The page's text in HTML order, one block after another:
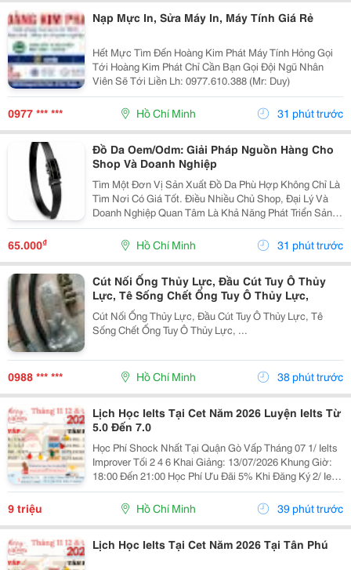
Nạp Mực In, Sửa Máy In, Máy Tính Giá Rẻ
Hết Mực Tìm Đến Hoàng Kim Phát Máy Tính Hỏng Gọi
Tới Hoàng Kim Phát Chỉ Cần Bạn Gọi Đội Ngũ Nhân
Viên Sẽ Tới Liền Lh: 0977.610.388 (Mr: Duy)
0977 *** *** Hồ Chí Minh 31 phút trước
Đồ Da Oem/Odm: Giải Pháp Nguồn Hàng Cho
Shop Và Doanh Nghiệp
Tìm Một Đơn Vị Sản Xuất Đồ Da Phù Hợp Không Chỉ Là
Tìm Nơi Có Giá Tốt. Điều Nhiều Chủ Shop, Đại Lý Và
Doanh Nghiệp Quan Tâm Là Khả Năng Phát Triển Sản
Phẩm, Duy Trì Nguồn Hàng Ổn Định Và Hỗ Trợ Lâu Dài.
Khi Làm Việc Trực Tiếp Với Đơn Vị Sản Xuất,...
65.000₫ Hồ Chí Minh 31 phút trước
Cút Nối Ống Thủy Lực, Đầu Cút Tuy Ô Thủy
Lực, Tê Sống Chết Ống Tuy Ô Thủy Lực,
Cút Nối Ống Thủy Lực, Đầu Cút Tuy Ô Thủy Lực, Tê
Sống Chết Ống Tuy Ô Thủy Lực, ...
0988 *** *** Hồ Chí Minh 38 phút trước
Lịch Học Ielts Tại Cet Năm 2026 Luyện Ielts Từ
5.0 Đến 7.0
Học Phí Shock Nhất Tại Quận Gò Vấp Tháng 07 1/ Ielts
Improver Tối 2 4 6 Khai Giảng: 13/07/2026 Khung Giờ:
18:00 Đến 21:00 Học Phí Ưu Đãi 5% Khi Đăng Ký 2/ Ielts
Basic Tối 3 5 7 Khai Giảng: 07//07/2026 Khung Giờ:
18:00 Đến 21:00 ...
9 triệu Hồ Chí Minh 39 phút trước
Lịch Học Ielts Tại Cet Năm 2026 Tại Tân Phú